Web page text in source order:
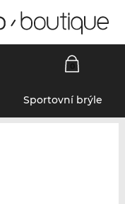
Sportovní brýle